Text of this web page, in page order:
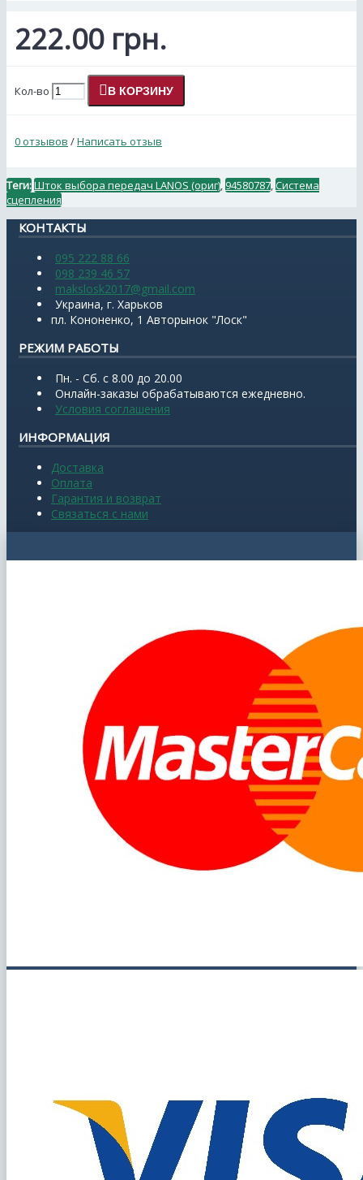
222.00 грн.
Кол-во В КОРЗИНУ
0 отзывов /Написать отзыв
Теги:Шток выбора передач LANOS (ориг) 94580787 Система
сцепления
КОНТАКТЫ
095 222 88 66
098 239 46 57
makslosk2017@gmail.com
Украина, г. Харьков
пл. Кононенко, 1 Авторынок "Лоск"
РЕЖИМ РАБОТЫ
Пн. - Сб. с 8.00 до 20.00
Онлайн-заказы обрабатываются ежедневно.
Условия соглашения
ИНФОРМАЦИЯ
Доставка
Оплата
Гарантия и возврат
Связаться с нами